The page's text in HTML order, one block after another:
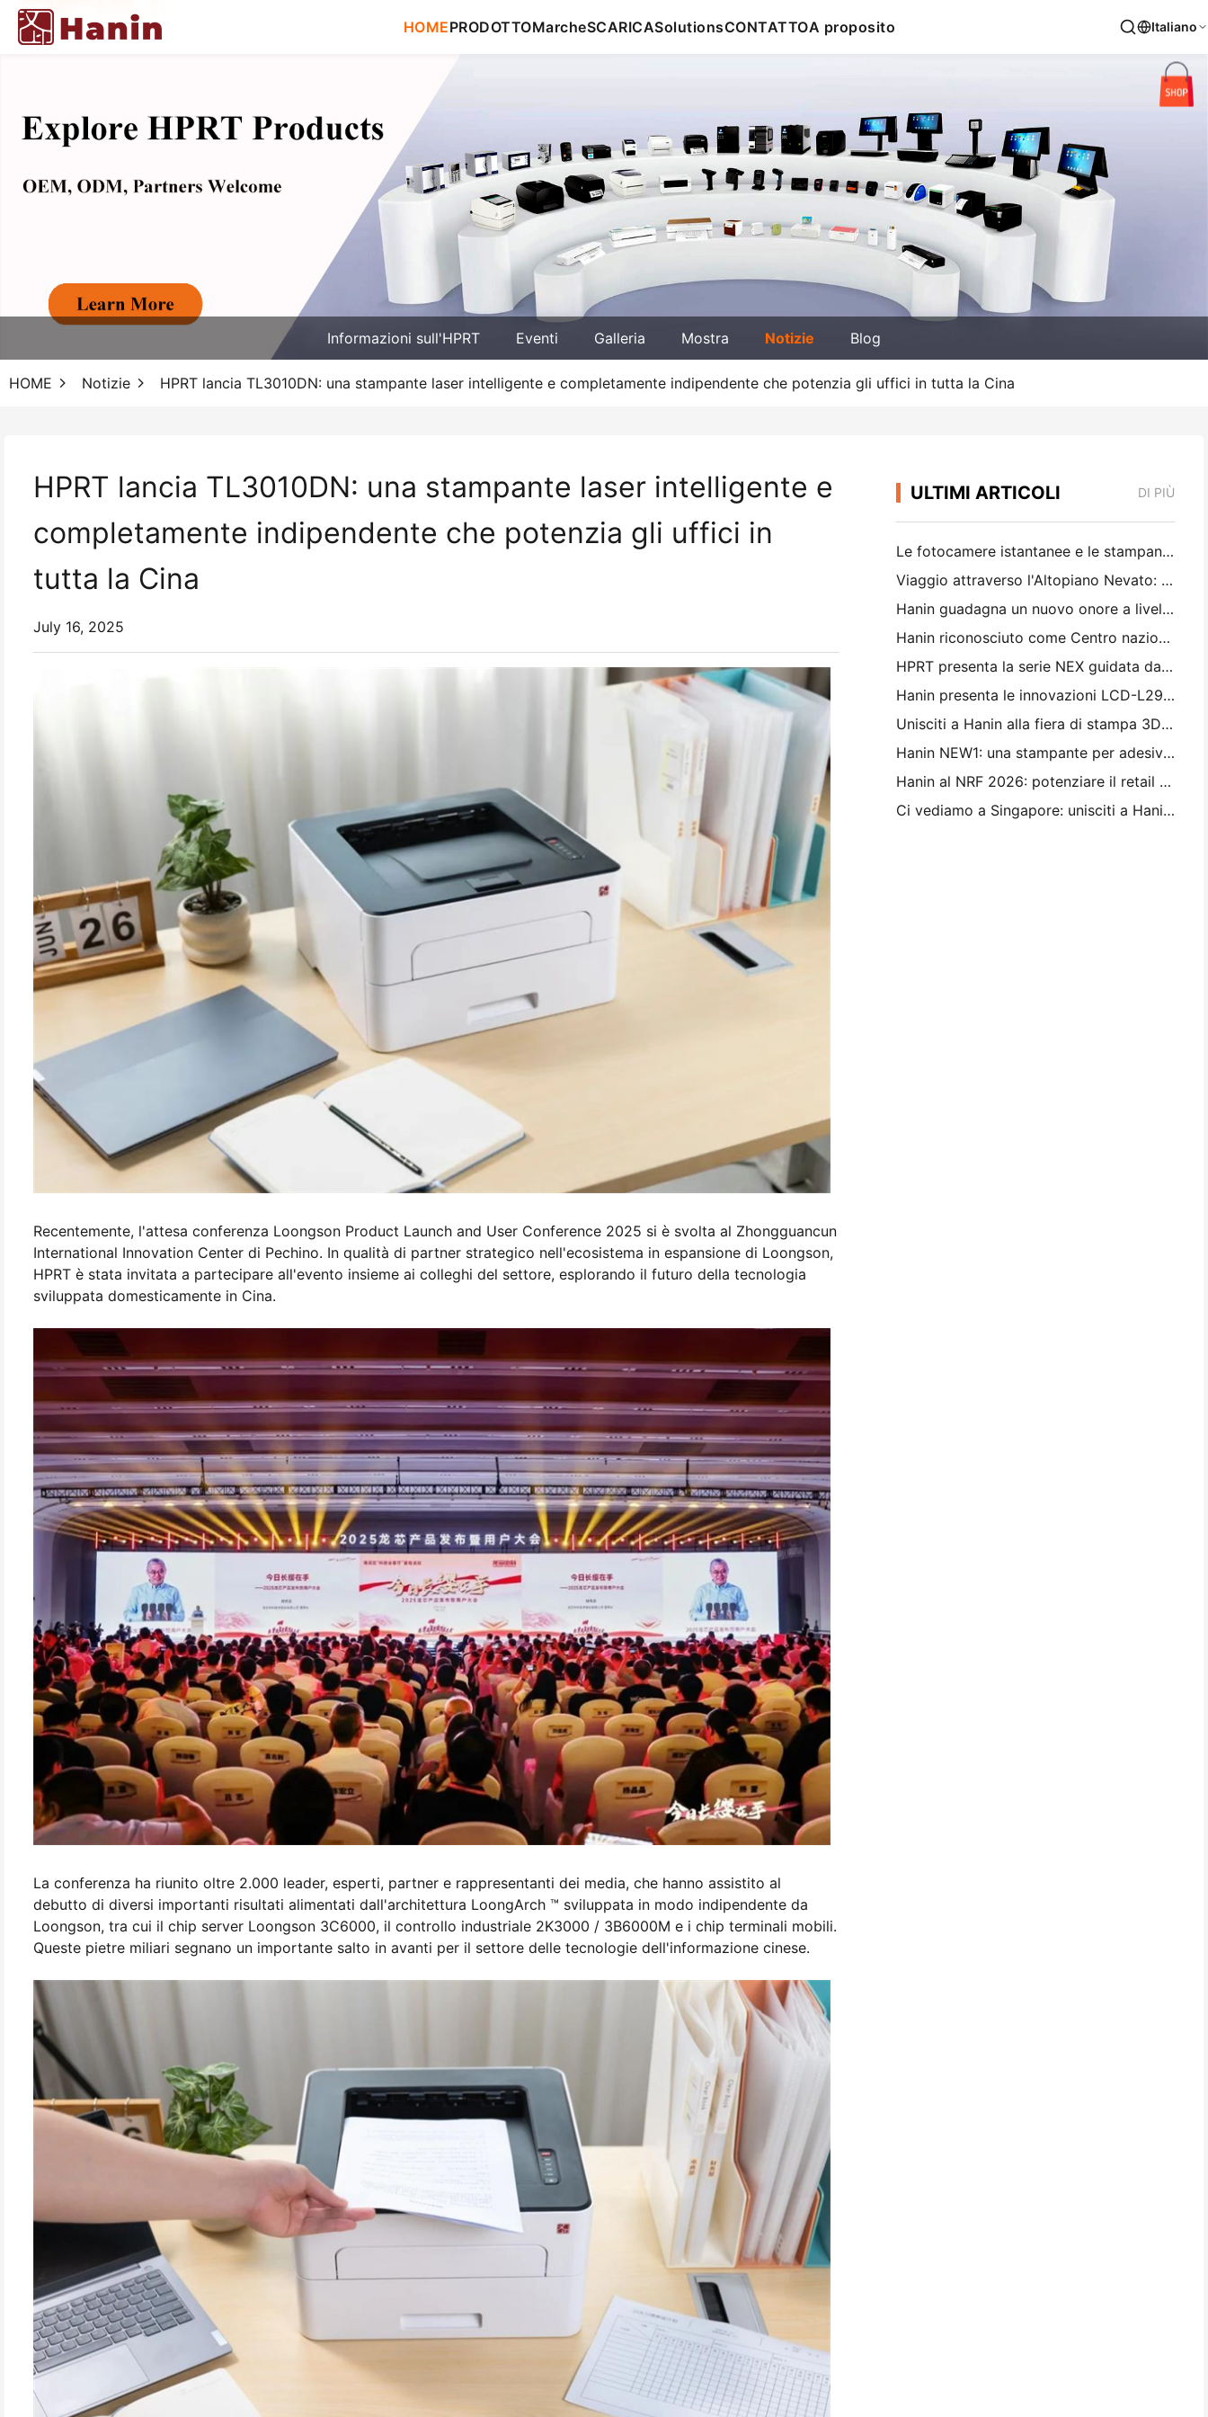
HOMEPRODOTTOMarcheSCARICASolutionsCONTATTOA proposito Italiano
Informazioni sull'HPRT Eventi Galleria Mostra Notizie Blog
HOME Notizie HPRT lancia TL3010DN: una stampante laser intelligente e completamente indipendente che potenzia gli uffici in tutta la Cina
HPRT lancia TL3010DN: una stampante laser intelligente e
completamente indipendente che potenzia gli uffici in
tutta la Cina
July 16, 2025
Recentemente, l'attesa conferenza Loongson Product Launch and User Conference 2025 si è svolta al Zhongguancun
International Innovation Center di Pechino. In qualità di partner strategico nell'ecosistema in espansione di Loongson,
HPRT è stata invitata a partecipare all'evento insieme ai colleghi del settore, esplorando il futuro della tecnologia
sviluppata domesticamente in Cina.
La conferenza ha riunito oltre 2.000 leader, esperti, partner e rappresentanti dei media, che hanno assistito al
debutto di diversi importanti risultati alimentati dall'architettura LoongArch ™ sviluppata in modo indipendente da
Loongson, tra cui il chip server Loongson 3C6000, il controllo industriale 2K3000 / 3B6000M e i chip terminali mobili.
Queste pietre miliari segnano un importante salto in avanti per il settore delle tecnologie dell'informazione cinese.
ULTIMI ARTICOLI DI PIÙ
Le fotocamere istantanee e le stampanti fotografiche portatili Hanin attirano forte interesse all'IEAE Shenzhen 2026
Viaggio attraverso l'Altopiano Nevato: Hanin porta programmi di educazione fotografica ai bambini di Qamdo
Hanin guadagna un nuovo onore a livello nazionale: nominato "2026 Made in China · Trusted Brand by Consumers"
Hanin riconosciuto come Centro nazionale per la tecnologia aziendale per la leadership nell'innovazione
HPRT presenta la serie NEX guidata da AI per il dettaglio intelligente a CHINASHOP 2026
Hanin presenta le innovazioni LCD-L298 e SJF per la stampa 3D industriale a TCT Asia 2026
Unisciti a Hanin alla fiera di stampa 3D TCT Asia 2026
Hanin NEW1: una stampante per adesivi portatile arriva nei negozi LOFT del Giappone
Hanin al NRF 2026: potenziare il retail con soluzioni di stampa intelligenti per scenari completi
Ci vediamo a Singapore: unisciti a Hanin a ITMA ASIA 2025 per testimoniare le ultime tecnologie di stampa digitale